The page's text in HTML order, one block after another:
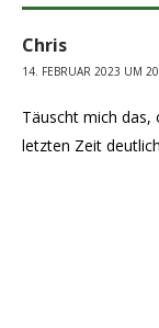
Chris
14. FEBRUAR 2023 UM
Täuscht mich das,
letzten Zeit